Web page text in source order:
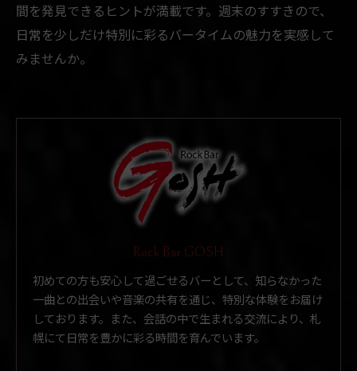
間を発見できるヒントが満載です。週末のすすきので、
日常を少しだけ特別に彩るバータイムの魅力を実感して
みませんか。
Rock Bar GOSH
初めての方も安心して過ごせるバーとして、知らなかった
一曲との出会いや音楽の共有を通じ、特別な体験をお届け
しております。また、会話の中で生まれる交流により、札
幌にて日常を豊かに彩る時間を育んでいます。